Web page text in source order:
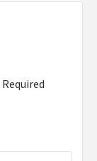
Required